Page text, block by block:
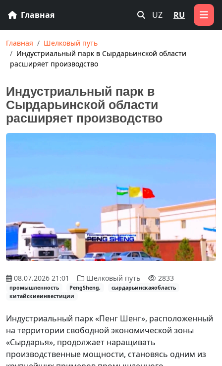
Главная UZ RU
Главная
Шелковый путь
Индустриальный парк в Сырдарьинской области
расширяет производство
Индустриальный парк в
Сырдарьинской области
расширяет производство
08.07.2026 21:01 Шелковый путь 2833
промышленность PengSheng,
сырдарьинскаяобласть
китайскиеинвестиции
Индустриальный парк «Пенг Шенг», расположенный
на территории свободной экономической зоны
«Сырдарья», продолжает наращивать
производственные мощности, становясь одним из